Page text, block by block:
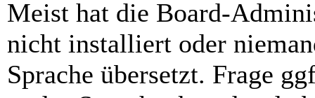
Meist hat die Board-
nicht installiert oder
Sprache übersetzt. Frage